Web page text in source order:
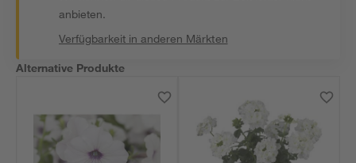
anbieten.
Verfügbarkeit in anderen Märkten
Alternative Produkte